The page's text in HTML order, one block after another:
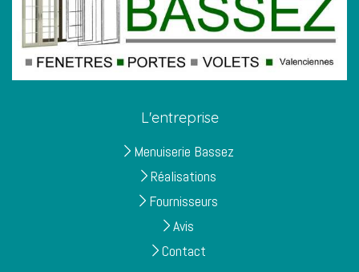
L'entreprise
Menuiserie Bassez
Réalisations
Fournisseurs
Avis
Contact